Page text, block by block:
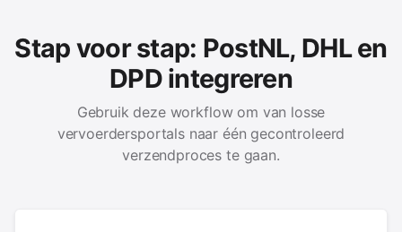
Stap voor stap: PostNL, DHL en
DPD integreren
Gebruik deze workflow om van losse
vervoerdersportals naar één gecontroleerd
verzendproces te gaan.